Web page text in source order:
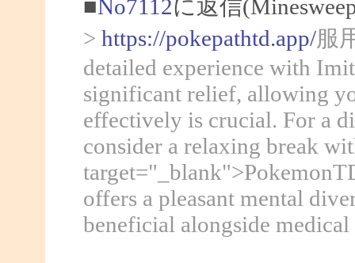
■No7112に返信
> https://pokepathtd.app/服
detailed experience with
significant relief, allowing
effectively is crucial. For a
consider a relaxing break
offers a pleasant mental
beneficial alongside medical